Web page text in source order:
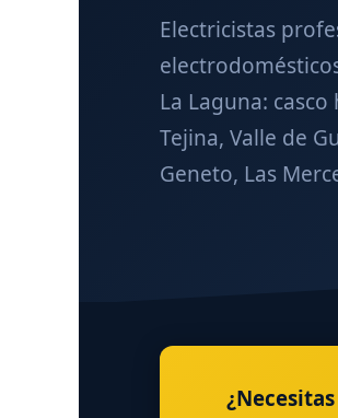
Electricistas
La Laguna: casco
Tejina, Valle de
Geneto, Las